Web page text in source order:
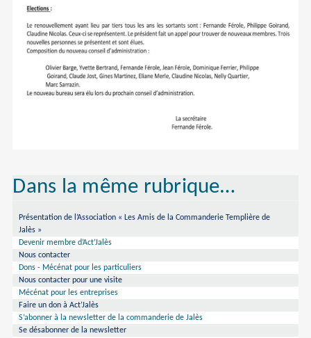
Dans la même rubrique…
Présentation de l’Association « Les Amis de la Commanderie Templière de
Jalès »
Devenir membre d’Act’Jalès
Nous contacter
Dons - Mécénat pour les particuliers
Nous contacter pour une visite
Mécénat pour les entreprises
Faire un don à Act’Jalès
S’abonner à la newsletter de la commanderie de Jalès
Se désabonner de la newsletter